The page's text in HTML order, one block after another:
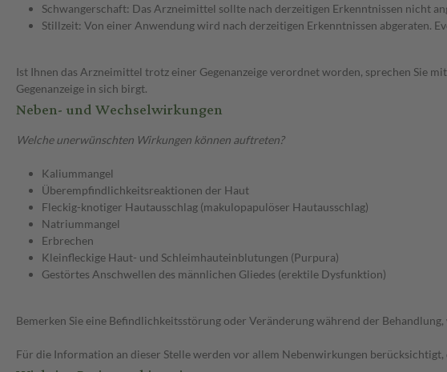
Schwangerschaft: Das Arzneimittel sollte nach derzeitigen Erkenntnissen nicht
Stillzeit: Von einer Anwendung wird nach derzeitigen Erkenntnissen abgeraten.
Ist Ihnen das Arzneimittel trotz einer Gegenanzeige verordnet worden, sprechen Sie
Gegenanzeige in sich birgt.
Neben- und Wechselwirkungen
Welche unerwünschten Wirkungen können auftreten?
Kaliummangel
Überempfindlichkeitsreaktionen der Haut
Fleckig-knotiger Hautausschlag (makulopapulöser Hautausschlag)
Natriummangel
Erbrechen
Kleinfleckige Haut- und Schleimhauteinblutungen (Purpura)
Gestörtes Anschwellen des männlichen Gliedes (erektile Dysfunktion)
Bemerken Sie eine Befindlichkeitsstörung oder Veränderung während der
Für die Information an dieser Stelle werden vor allem Nebenwirkungen